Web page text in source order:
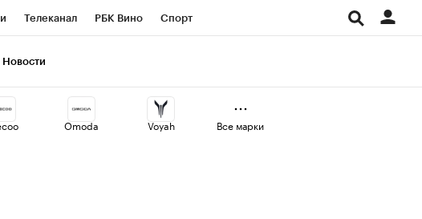
Телеканал РБК Вино Спорт
СПб Конференции СПб
Рынок наличной валюты
Новости
Omoda Voyah Все марки